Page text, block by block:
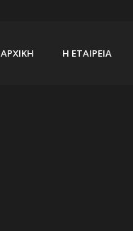
ΑΡΧΙΚΗ Η ΕΤΑΙΡΕΙΑ